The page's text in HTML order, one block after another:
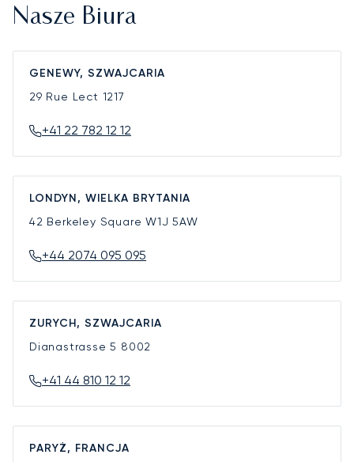
Nasze Biura
GENEWY, SZWAJCARIA
29 Rue Lect 1217
+41 22 782 12 12
LONDYN, WIELKA BRYTANIA
42 Berkeley SquareW1J 5AW
+44 2074 095 095
ZURYCH, SZWAJCARIA
Dianastrasse 5 8002
+41 44 810 12 12
PARYŻ, FRANCJA